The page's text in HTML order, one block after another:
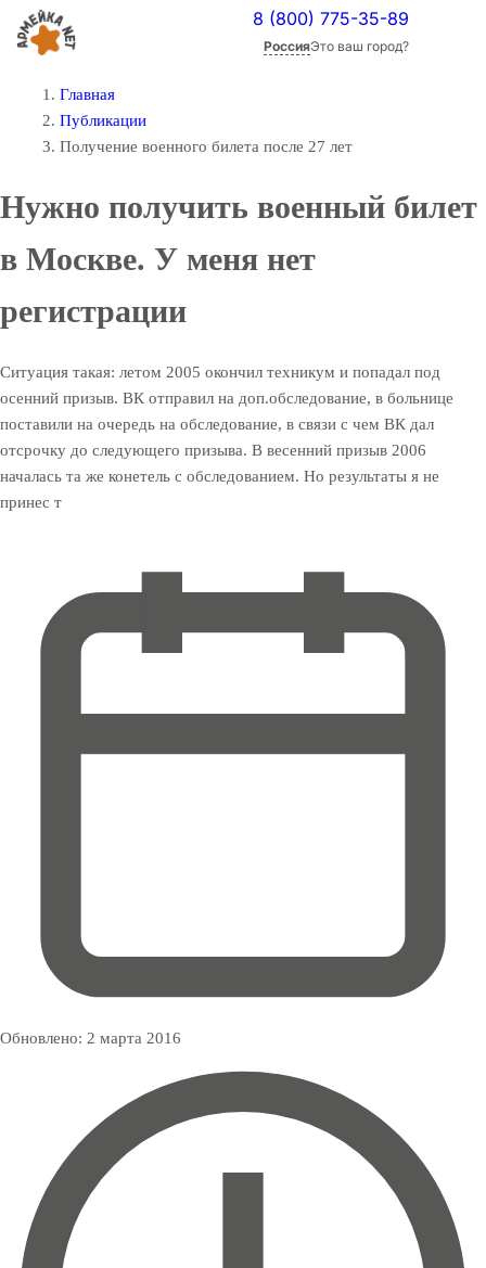
8 (800) 775-35-89
РоссияЭто ваш город?
Главная
Публикации
Получение военного билета после 27 лет
Нужно получить военный билет
в Москве. У меня нет
регистрации
Ситуация такая: летом 2005 окончил техникум и попадал под
осенний призыв. ВК отправил на доп.обследование, в больнице
поставили на очередь на обследование, в связи с чем ВК дал
отсрочку до следующего призыва. В весенний призыв 2006
началась та же конетель с обследованием. Но результаты я не
принес т
Обновлено: 2 марта 2016